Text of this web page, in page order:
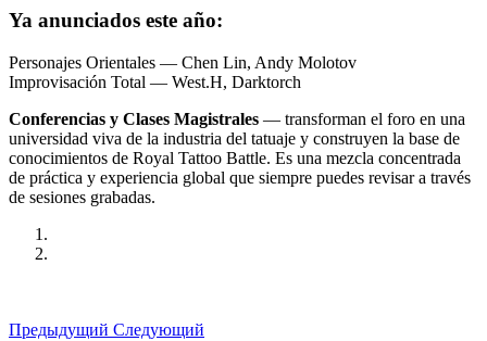
Ya anunciados este año:
Personajes Orientales — Chen Lin, Andy Molotov
Improvisación Total — West.H, Darktorch
Conferencias y Clases Magistrales — transforman el foro en una
universidad viva de la industria del tatuaje y construyen la base de
conocimientos de Royal Tattoo Battle. Es una mezcla concentrada
de práctica y experiencia global que siempre puedes revisar a través
de sesiones grabadas.
Предыдущий Следующий